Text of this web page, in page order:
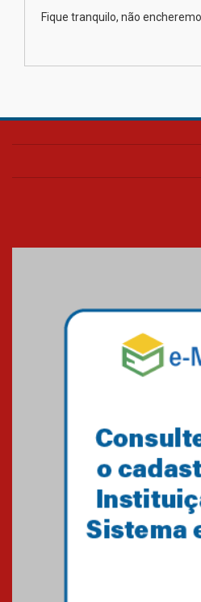
Fique tranquilo, não